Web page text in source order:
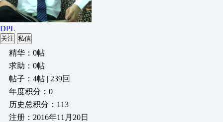
DPL
关注 私信
精华：0帖
求助：0帖
帖子：4帖 | 239回
年度积分：0
历史总积分：113
注册：2016年11月20日